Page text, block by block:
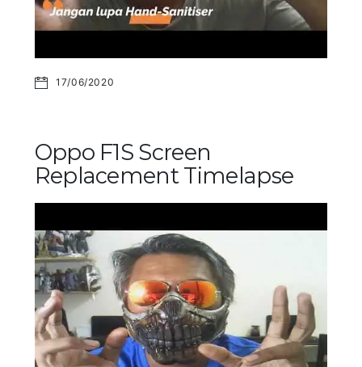
17/06/2020
Oppo F1S Screen
Replacement Timelapse